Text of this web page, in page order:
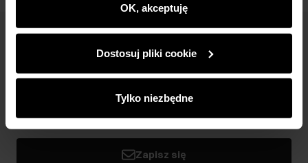
rekomendacje oraz komunikaty reklamowe informujące o
najnowszych promocjach w e-sklepie. Informacje o tym,
partnerom społecznościowym, reklamowym i
analitycznym. Partnerzy mogą połączyć te informacje z
podczas korzystania z ich usług.
OK, akceptuję
Dostosuj pliki cookie
Tylko niezbędne
Newsletter
Zapisz się